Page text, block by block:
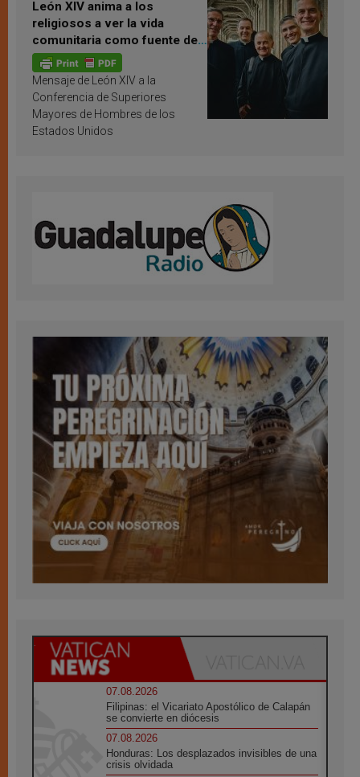
León XIV anima a los
religiosos a ver la vida
comunitaria como fuente de
inspiración y santificación
Mensaje de León XIV a la
Conferencia de Superiores
Mayores de Hombres de los
Estados Unidos
07.08.2026
Filipinas: el Vicariato Apostólico de Calapán
se convierte en diócesis
07.08.2026
Honduras: Los desplazados invisibles de una
crisis olvidada